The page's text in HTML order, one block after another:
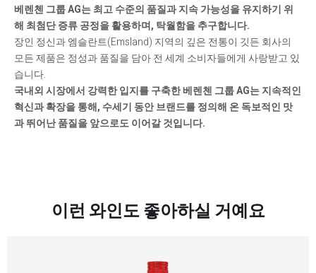
베렌첸 그룹 AG는 최고 수준의 품질과 지속 가능성을 유지하기 위
해 최첨단 증류 공정을 활용하며, 탁월함을 추구합니다.
장인 정신과 엠슬란트(Emsland) 지역의 깊은 전통이 깃든 회사의
모든 제품은 정성과 품질을 담아 전 세계 소비자들에게 사랑받고 있
습니다.
국내외 시장에서 강력한 입지를 구축한 베렌첸 그룹 AG는 지속적인
혁신과 확장을 통해, 수세기 동안 브랜드를 정의해 온 독보적인 맛
과 뛰어난 품질을 앞으로도 이어갈 것입니다.
이런 와인도 좋아하실 거예요